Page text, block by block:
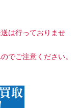
は行っておりませ
でご注意ください。